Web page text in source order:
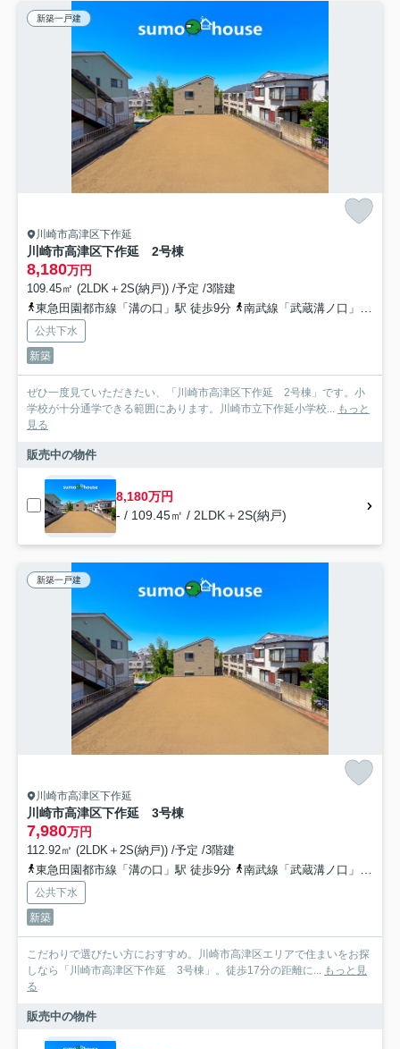
新築一戸建
川崎市高津区下作延
川崎市高津区下作延 2号棟
8,180万円
109.45㎡ (2LDK＋2S(納戸)) /予定 /3階建
東急田園都市線「溝の口」駅 徒歩9分
南武線「武蔵溝ノ口」駅 徒歩10分
公共下水
新築
ぜひ一度見ていただきたい、「川崎市高津区下作延 2号棟」です。小
学校が十分通学できる範囲にあります。川崎市立下作延小学校...
もっと
見る
販売中の物件
8,180万円
- / 109.45㎡ / 2LDK＋2S(納戸)
新築一戸建
川崎市高津区下作延
川崎市高津区下作延 3号棟
7,980万円
112.92㎡ (2LDK＋2S(納戸)) /予定 /3階建
東急田園都市線「溝の口」駅 徒歩9分
南武線「武蔵溝ノ口」駅 徒歩10分
公共下水
新築
こだわりで選びたい方におすすめ。川崎市高津区エリアで住まいをお探
しなら「川崎市高津区下作延 3号棟」。徒歩17分の距離に...
もっと見
る
販売中の物件